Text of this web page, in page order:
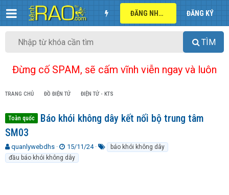
ĐĂNG NHẬP ĐĂNG KÝ
TÌM
Đừng cố SPAM, sẽ cấm vĩnh viễn ngay và luôn
TRANG CHỦ ĐỒ ĐIỆN TỬ ĐIỆN TỬ - KTS
Toàn quốc
Báo khói không dây kết nối bộ trung tâm
SM03
T
h
r
quanlywebdhs
N
g
à
15/11/24
báo khói không dây
đầu báo khói không dây